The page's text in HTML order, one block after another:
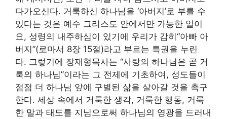
다가오신다. 거룩하신 하나님을 ‘아버지’로 부를 수
있다는 것은 예수 그리스도 안에서만 가능한 일이
요, 성령의 내주하심이 있기에 우리가 감히“아빠 아
버지”(로마서 8장 15절)라고 부르는 특권을 누린
다. 그렇기에 장재형목사는 “사랑의 하나님은 곧 거
룩의 하나님”이라는 그 전제에 기초하여, 성도들이
점점 더 하나님 앞에 구별된 삶을 살아갈 것을 촉구
한다. 세상 속에서 거룩한 생각, 거룩한 행동, 거룩
한 말과 태도를 지님으로써 하나님의 영광을 드러내